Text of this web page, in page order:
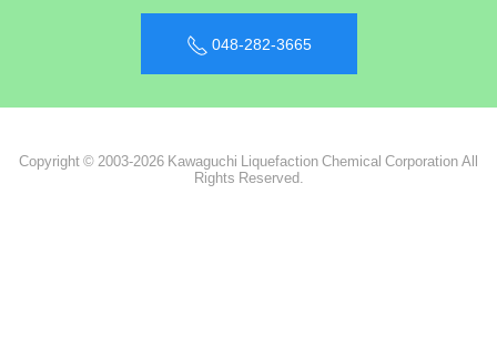
048-282-3665
Copyright © 2003-2026 Kawaguchi Liquefaction Chemical Corporation All
Rights Reserved.